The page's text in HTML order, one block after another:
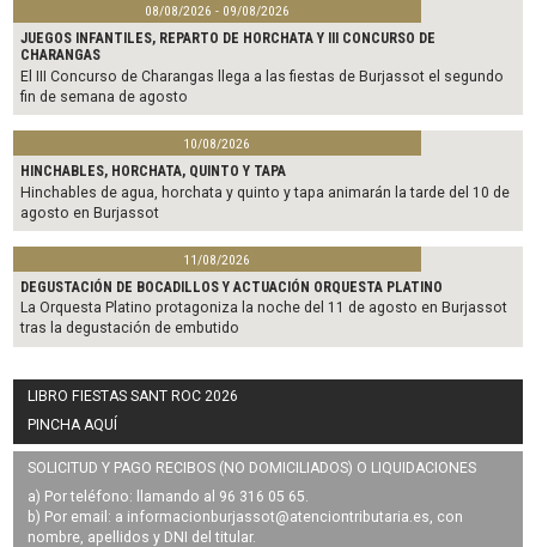
08/08/2026 - 09/08/2026
JUEGOS INFANTILES, REPARTO DE HORCHATA Y III CONCURSO DE
CHARANGAS
El III Concurso de Charangas llega a las fiestas de Burjassot el segundo
fin de semana de agosto
10/08/2026
HINCHABLES, HORCHATA, QUINTO Y TAPA
Hinchables de agua, horchata y quinto y tapa animarán la tarde del 10 de
agosto en Burjassot
11/08/2026
DEGUSTACIÓN DE BOCADILLOS Y ACTUACIÓN ORQUESTA PLATINO
La Orquesta Platino protagoniza la noche del 11 de agosto en Burjassot
tras la degustación de embutido
LIBRO FIESTAS SANT ROC 2026
PINCHA AQUÍ
SOLICITUD Y PAGO RECIBOS (NO DOMICILIADOS) O LIQUIDACIONES
a) Por teléfono: llamando al 96 316 05 65.
b) Por email: a informacionburjassot@atenciontributaria.es, con
nombre, apellidos y DNI del titular.